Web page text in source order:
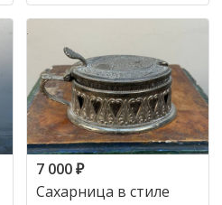
7 000₽
Сахарница в стиле